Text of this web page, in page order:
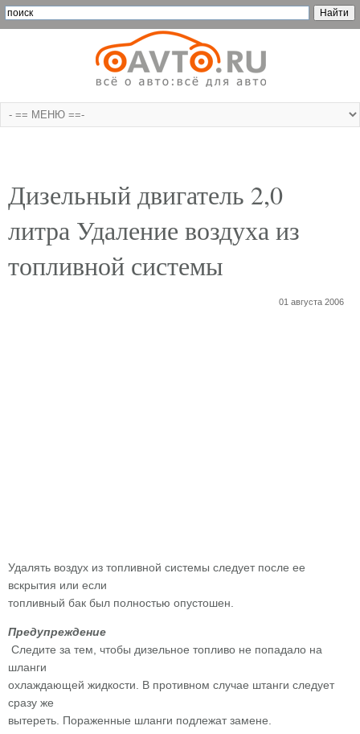
Дизельный двигатель 2,0
литра Удаление воздуха из
топливной системы
01 августа 2006
Удалять воздух из топливной системы следует после ее
вскрытия или если
топливный бак был полностью опустошен.
Предупреждение
Следите за тем, чтобы дизельное топливо не попадало на
шланги
охлаждающей жидкости. В противном случае штанги следует
сразу же
вытереть. Пораженные шланги подлежат замене.